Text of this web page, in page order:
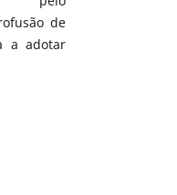
de
a adotar